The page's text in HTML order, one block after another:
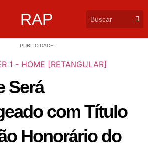
RAP
PUBLICIDADE
Será
com Título
Honorário do